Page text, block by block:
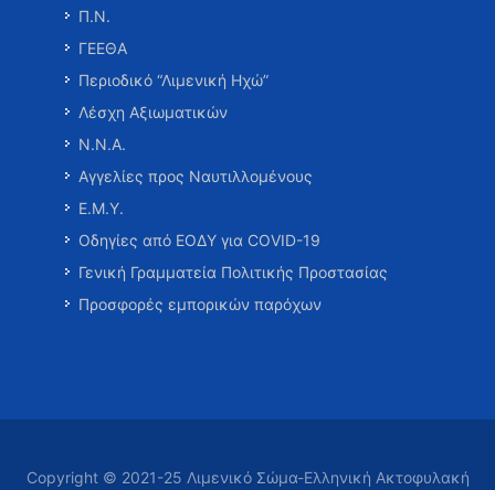
Π.Ν.
ΓΕΕΘΑ
Περιοδικό “Λιμενική Ηχώ”
Λέσχη Αξιωματικών
Ν.Ν.Α.
Αγγελίες προς Ναυτιλλομένους
Ε.Μ.Υ.
Οδηγίες από ΕΟΔΥ για COVID-19
Γενική Γραμματεία Πολιτικής Προστασίας
Προσφορές εμπορικών παρόχων
Copyright © 2021-25 Λιμενικό Σώμα-Ελληνική Ακτοφυλακή